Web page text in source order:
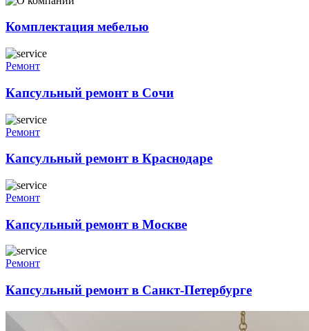
Комплектация мебелью
Ремонт
Капсульный ремонт в Сочи
Ремонт
Капсульный ремонт в Краснодаре
Ремонт
Капсульный ремонт в Москве
Ремонт
Капсульный ремонт в Санкт-Петербурге